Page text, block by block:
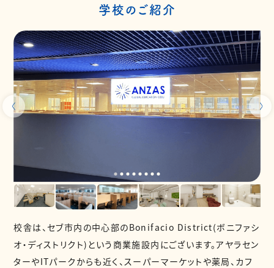
学校のご紹介
校舎は、セブ市内の中心部のBonifacio District(ボニファシ
オ・ディストリクト)という商業施設内にございます。アヤラセン
ターやITパークからも近く、スーパーマーケットや薬局、カフ